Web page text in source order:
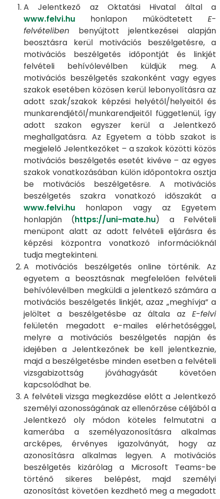
A Jelentkező az Oktatási Hivatal által a
www.felvi.hu honlapon működtetett E-
felvételiben benyújtott jelentkezései alapján
beosztásra kerül motivációs beszélgetésre, a
motivációs beszélgetés időpontját és linkjét
felvételi behívólevélben küldjük meg. A
motivációs beszélgetés szakonként vagy egyes
szakok esetében közösen kerül lebonyolításra az
adott szak/szakok képzési helyétől/helyeitől és
munkarendjétől/munkarendjeitől függetlenül, így
adott szakon egyszer kerül a Jelentkező
meghallgatásra. Az Egyetem a több szakot is
megjelelő Jelentkezőket – a szakok közötti közös
motivációs beszélgetés esetét kivéve – az egyes
szakok vonatkozásában külön időpontokra osztja
be motivációs beszélgetésre. A motivációs
beszélgetés szakra vonatkozó időszakát a
www.felvi.hu honlapon vagy az Egyetem
honlapján (https://uni-mate.hu) a Felvételi
menüpont alatt az adott felvételi eljárásra és
képzési központra vonatkozó információknál
tudja megtekinteni.
A motivációs beszélgetés online történik. Az
egyetem a beosztásnak megfelelően felvételi
behívólevélben megküldi a jelentkező számára a
motivációs beszélgetés linkjét, azaz „meghívja” a
jelöltet a beszélgetésbe az általa az E-felvi
felületén megadott e-mailes elérhetőséggel,
melyre a motivációs beszélgetés napján és
idejében a Jelentkezőnek be kell jelentkeznie,
majd a beszélgetésbe minden esetben a felvételi
vizsgabizottság jóváhagyását követően
kapcsolódhat be.
A felvételi vizsga megkezdése előtt a Jelentkező
személyi azonosságának az ellenőrzése céljából a
Jelentkező oly módon köteles felmutatni a
kamerába a személyazonosításra alkalmas
arcképes, érvényes igazolványát, hogy az
azonosításra alkalmas legyen. A motivációs
beszélgetés kizárólag a Microsoft Teams-be
történő sikeres belépést, majd személyi
azonosítást követően kezdhető meg a megadott